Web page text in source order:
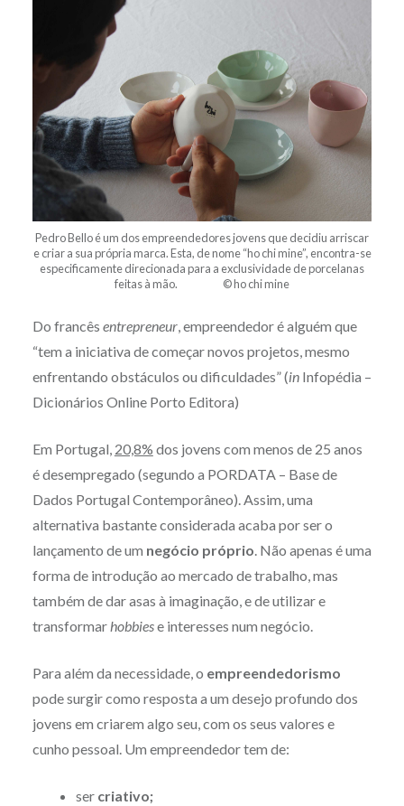
Pedro Bello é um dos empreendedores jovens que decidiu arriscar
e criar a sua própria marca. Esta, de nome “ho chi mine”, encontra-se
especificamente direcionada para a exclusividade de porcelanas
feitas à mão. © ho chi mine
Do francês entrepreneur, empreendedor é alguém que
“tem a iniciativa de começar novos projetos, mesmo
enfrentando obstáculos ou dificuldades” (in Infopédia –
Dicionários Online Porto Editora)
Em Portugal, 20,8% dos jovens com menos de 25 anos
é desempregado (segundo a PORDATA – Base de
Dados Portugal Contemporâneo). Assim, uma
alternativa bastante considerada acaba por ser o
lançamento de um negócio próprio. Não apenas é uma
forma de introdução ao mercado de trabalho, mas
também de dar asas à imaginação, e de utilizar e
transformarhobbiese interesses num negócio.
Para além da necessidade, o empreendedorismo
pode surgir como resposta a um desejo profundo dos
jovens em criarem algo seu, com os seus valores e
cunho pessoal. Um empreendedor tem de:
ser criativo;